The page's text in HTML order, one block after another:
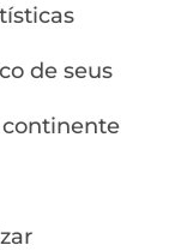
de seus
continente